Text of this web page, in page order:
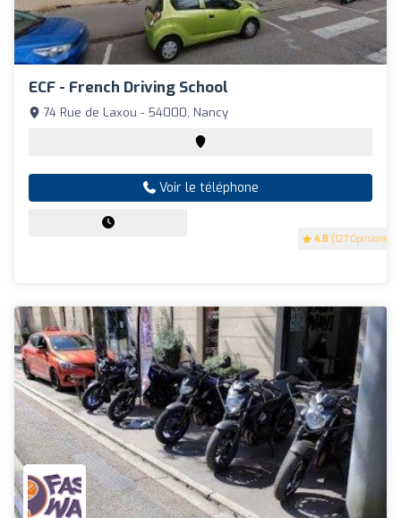
ECF - French Driving School
4.8 (127 Opinions)
74 Rue de Laxou - 54000, Nancy
Voir le téléphone